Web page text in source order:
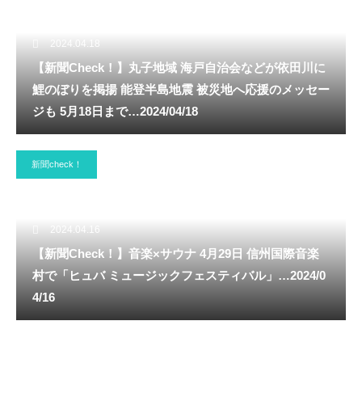
2024.04.18
【新聞Check！】丸子地域 海戸自治会などが依田川に
鯉のぼりを掲揚 能登半島地震 被災地へ応援のメッセー
ジも 5月18日まで…2024/04/18
新聞check！
2024.04.16
【新聞Check！】音楽×サウナ 4月29日 信州国際音楽
村で「ヒュバ ミュージックフェスティバル」…2024/0
4/16